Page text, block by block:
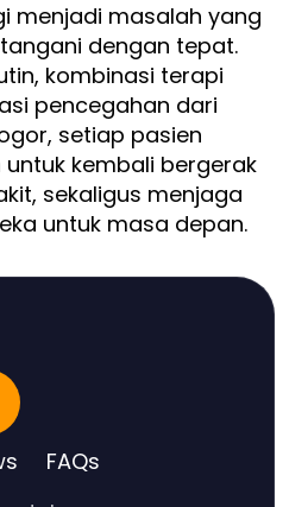
menjadi masalah yang
dengan tepat.
kombinasi terapi
pencegahan dari
setiap pasien
kembali bergerak
sekaligus menjaga
untuk masa depan.
FAQs